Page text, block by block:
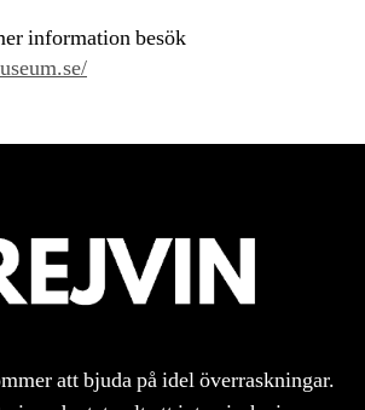
information besök
att bjuda på idel överraskningar.